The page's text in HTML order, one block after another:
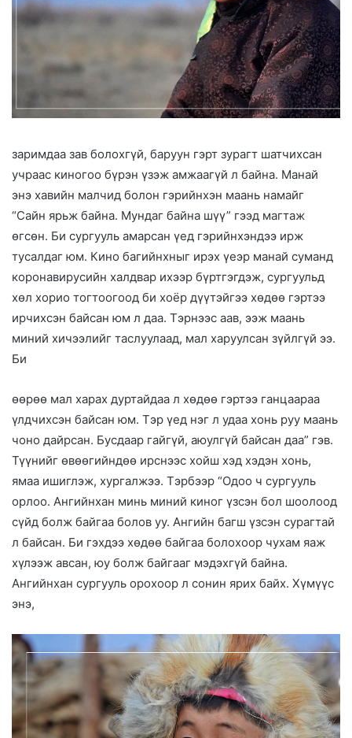
заримдаа зав болохгүй, баруун гэрт зурагт шатчихсан
учраас киногоо бүрэн үзэж амжаагүй л байна. Манай
энэ хавийн малчид болон гэрийнхэн маань намайг
“Сайн ярьж байна. Мундаг байна шүү” гээд магтаж
өгсөн. Би сургууль амарсан үед гэрийнхэндээ ирж
тусалдаг юм. Кино багийнхныг ирэх үеэр манай суманд
коронавирусийн халдвар ихээр бүртгэгдэж, сургуульд
хөл хорио тогтоогоод би хоёр дүүтэйгээ хөдөө гэртээ
ирчихсэн байсан юм л даа. Тэрнээс аав, ээж маань
миний хичээлийг таслуулаад, мал харуулсан зүйлгүй ээ.
Би
өөрөө мал харах дуртайдаа л хөдөө гэртээ ганцаараа
үлдчихсэн байсан юм. Тэр үед нэг л удаа хонь руу маань
чоно дайрсан. Бусдаар гайгүй, аюулгүй байсан даа” гэв.
Түүнийг өвөөгийндөө ирснээс хойш хэд хэдэн хонь,
ямаа ишиглэж, хургалжээ. Тэрбээр “Одоо ч сургууль
орлоо. Ангийнхан минь миний киног үзсэн бол шоолоод
сүйд болж байгаа болов уу. Ангийн багш үзсэн сурагтай
л байсан. Би гэхдээ хөдөө байгаа болохоор чухам яаж
хүлээж авсан, юу болж байгааг мэдэхгүй байна.
Ангийнхан сургууль орохоор л сонин ярих байх. Хүмүүс
энэ,